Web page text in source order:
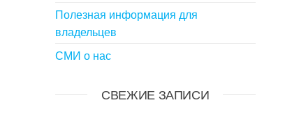
Полезная информация для
владельцев
СМИ о нас
СВЕЖИЕ ЗАПИСИ